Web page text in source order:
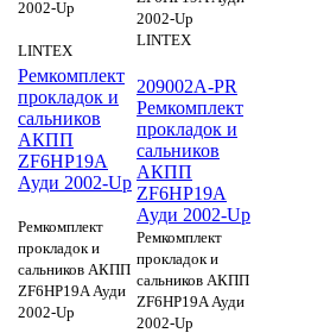
2002-Up
LINTEX
2002-Up
LINTEX
Ремкомплект
прокладок и
сальников
АКПП
ZF6HP19A
Ауди 2002-Up
Ремкомплект
прокладок и
сальников АКПП
ZF6HP19A Ауди
2002-Up
209002A-PR
Ремкомплект
прокладок и
сальников
АКПП
ZF6HP19A
Ауди 2002-Up
Ремкомплект
прокладок и
сальников АКПП
ZF6HP19A Ауди
2002-Up